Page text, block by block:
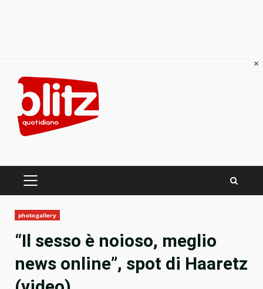
content
PRIMARY
photogallery
“Il sesso è noioso, meglio
news online”, spot di Haaretz
×